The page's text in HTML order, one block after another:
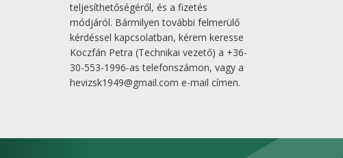
teljesíthetőségéről, és a fizetés
módjáról. Bármilyen további felmerülő
kérdéssel kapcsolatban, kérem keresse
Koczfán Petra (Technikai vezető) a +36-
30-553-1996-as telefonszámon, vagy a
hevizsk1949@gmail.com e-mail címen.